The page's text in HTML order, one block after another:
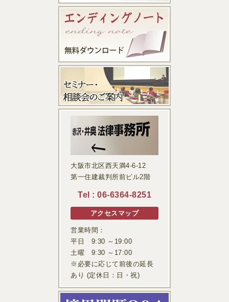
大阪市北区西天満4-6-12
第一住建裁判所前ビル2階
Tel : 06-6364-8251
アクセスマップ
営業時間：
平日 9:30 ～19:00
土曜 9:30 ～17:00
※必要に応じて前後の延長
あり (定休日：日・祝)